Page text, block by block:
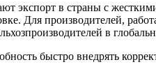
экспорт в страны с
Для производителей,
в
быстро внедрять